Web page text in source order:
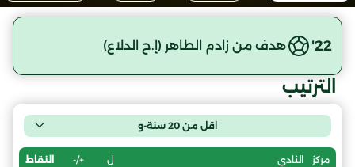
22' هدف من زادم الطاهر (إ.ح الدلاع)
الترتيب
اقل من 20 سنة-و
مركز النادي ل +/- النقاط